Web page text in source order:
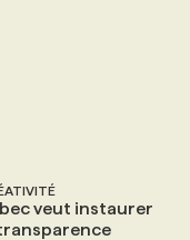
veut instaurer